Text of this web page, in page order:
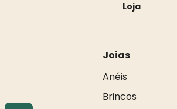
Loja
Joias
Anéis
Brincos